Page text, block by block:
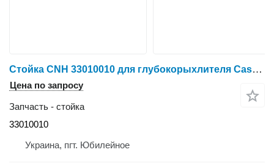
Стойка CNH 33010010 для глубокорыхлителя Case IH Ecolotiger
Цена по запросу
Запчасть - стойка
33010010
Украина, пгт. Юбилейное